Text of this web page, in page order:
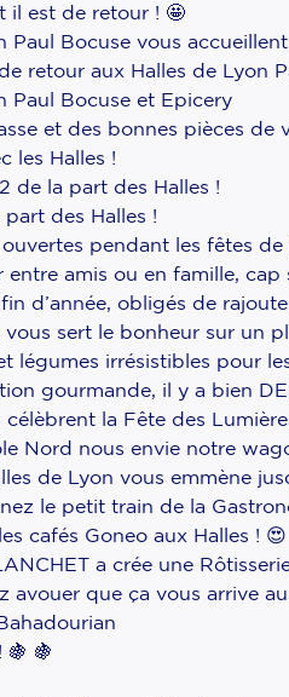
il est de retour ! 🤩
Paul Bocuse vous
retour aux Halles de Lyon
Paul Bocuse et Epicery
et des bonnes pièces de
les Halles !
de la part des Halles !
des Halles !
pendant les fêtes de
amis ou en famille, cap
d’année, obligés de
vous sert le bonheur sur un
légumes irrésistibles pour
gourmande, il y a bien
célèbrent la Fête des
Nord nous envie notre
de Lyon vous emmène
le petit train de la
cafés Goneo aux Halles ! 😍
a crée une
avouer que ça vous arrive
🍇